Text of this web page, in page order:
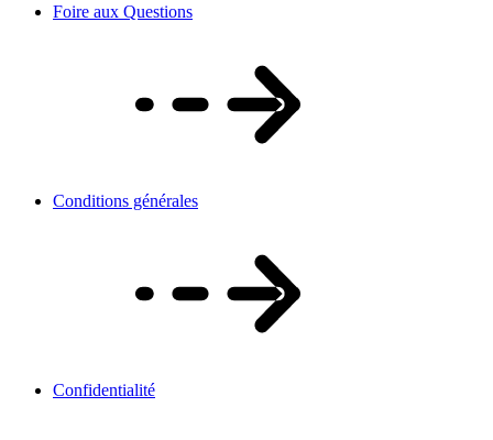
Foire aux Questions
Conditions générales
Confidentialité